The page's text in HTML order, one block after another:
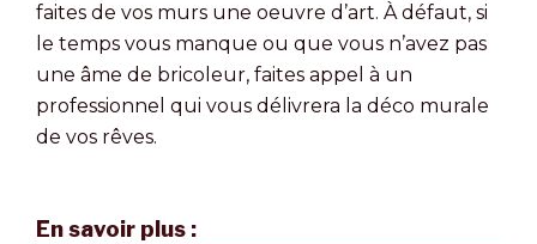
faites de vos murs une oeuvre d’art. À défaut, si
le temps vous manque ou que vous n’avez pas
une âme de bricoleur, faites appel à un
professionnel qui vous délivrera la déco murale
de vos rêves.
En savoir plus :